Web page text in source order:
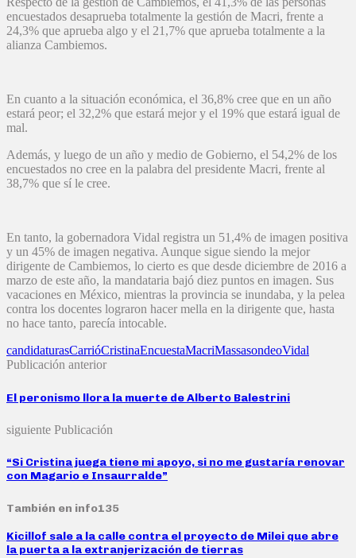
encuestados desaprueba totalmente la gestión de Macri, frente a
24,3% que aprueba algo y el 21,7% que aprueba totalmente a la
alianza Cambiemos.
En cuanto a la situación económica, el 36,8% cree que en un año
estará peor; el 32,2% que estará mejor y el 19% que estará igual de
mal.
Además, y luego de un año y medio de Gobierno, el 54,2% de los
encuestados no cree en la palabra del presidente Macri, frente al
38,7% que sí le cree.
En tanto, la gobernadora Vidal registra un 51,4% de imagen positiva
y un 45% de imagen negativa. Aunque sigue siendo la mejor
dirigente de Cambiemos, lo cierto es que desde diciembre de 2016 a
marzo de este año, la mandataria bajó diez puntos en imagen. Sus
vacaciones en México, mientras la provincia se inundaba, y la pelea
contra los docentes lograron hacer mella en la dirigente que, hasta
no hace tanto, parecía intocable.
candidaturasCarrióCristinaEncuestaMacriMassasondeoVidal
Publicación anterior
El peronismo llora la muerte de Alberto Balestrini
siguiente Publicación
“Si Cristina juega tiene mi apoyo, si no me gustaría renovar
con Magario e Insaurralde”
También en info135
Kicillof sale a la calle contra el proyecto de Milei que abre
la puerta a la extranjerización de tierras